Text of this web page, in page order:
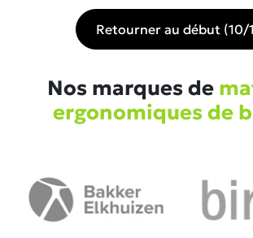
Retourner au début (10/
Nos marques de
ergonomiques de